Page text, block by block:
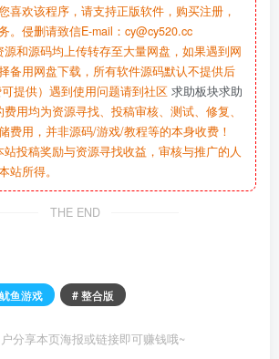
喜欢该程序，请支持正版软件，购买注册，
。侵删请致信E-mail：cy@cy520.cc
和源码均上传转存至大量网盘，如果遇到网
备用网盘下载，所有软件源码默认不提供后
提供）遇到使用问题请到社区 求助板块求助
用均为资源寻找、投稿审核、测试、修复、
费用，并非源码/游戏/教程等的本身收费！
投稿奖励与资源寻找收益，审核与推广的人
站所得。
THE END
鱼游戏 # 整合版
分享本页海报或链接即可赚钱哦~